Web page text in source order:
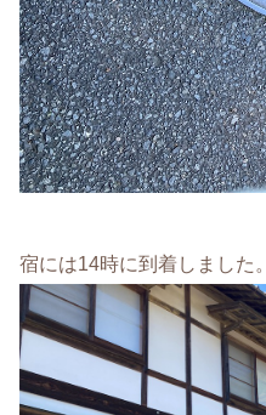
宿には14時に到着しました。